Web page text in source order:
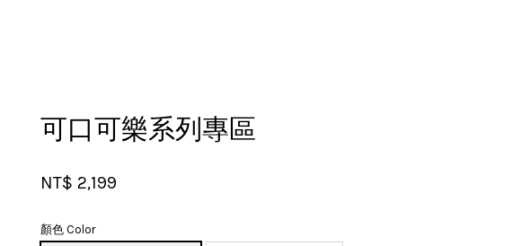
可口可樂系列專區
NT$ 2,199
顏色 Color